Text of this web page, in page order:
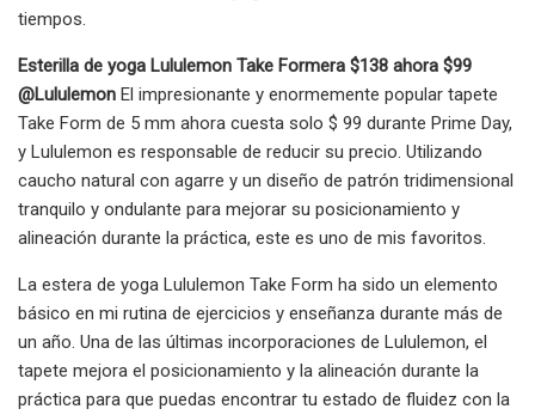
tiempos.
Esterilla de yoga Lululemon Take Formera $138 ahora $99
@Lululemon El impresionante y enormemente popular tapete
Take Form de 5 mm ahora cuesta solo $ 99 durante Prime Day,
y Lululemon es responsable de reducir su precio. Utilizando
caucho natural con agarre y un diseño de patrón tridimensional
tranquilo y ondulante para mejorar su posicionamiento y
alineación durante la práctica, este es uno de mis favoritos.
La estera de yoga Lululemon Take Form ha sido un elemento
básico en mi rutina de ejercicios y enseñanza durante más de
un año. Una de las últimas incorporaciones de Lululemon, el
tapete mejora el posicionamiento y la alineación durante la
práctica para que puedas encontrar tu estado de fluidez con la